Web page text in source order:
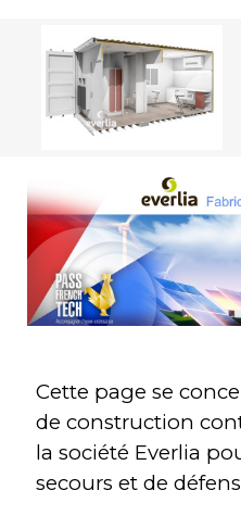
Cette page se
de construction
la société Everlia
secours et de